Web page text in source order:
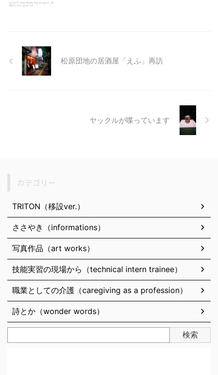
松原団地の居酒屋「えふ」再訪
ヤックルが喋っています
TRITON（移設ver.）
ささやき（informations）
写真作品（art works）
技能実習の現場から（technical intern trainee）
職業としての介護（caregiving as a profession）
詩とか（wonder words）
検索